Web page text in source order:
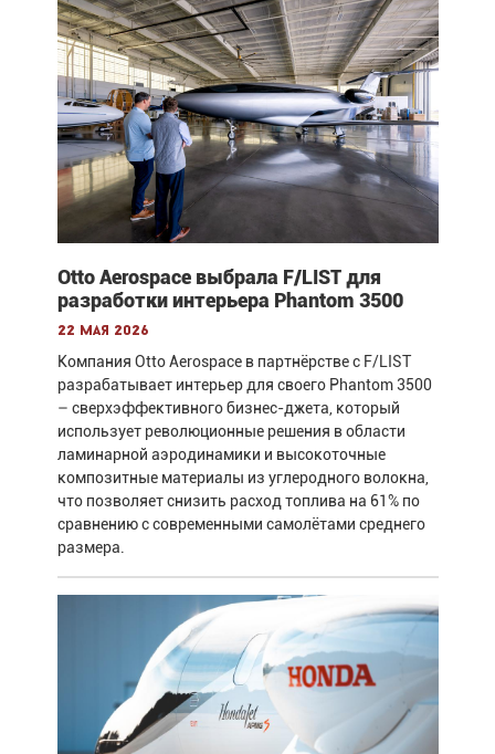
Otto Aerospace выбрала F/LIST для
разработки интерьера Phantom 3500
22 мая 2026
Компания Otto Aerospace в партнёрстве с F/LIST
разрабатывает интерьер для своего Phantom 3500
– сверхэффективного бизнес-джета, который
использует революционные решения в области
ламинарной аэродинамики и высокоточные
композитные материалы из углеродного волокна,
что позволяет снизить расход топлива на 61% по
сравнению с современными самолётами среднего
размера.